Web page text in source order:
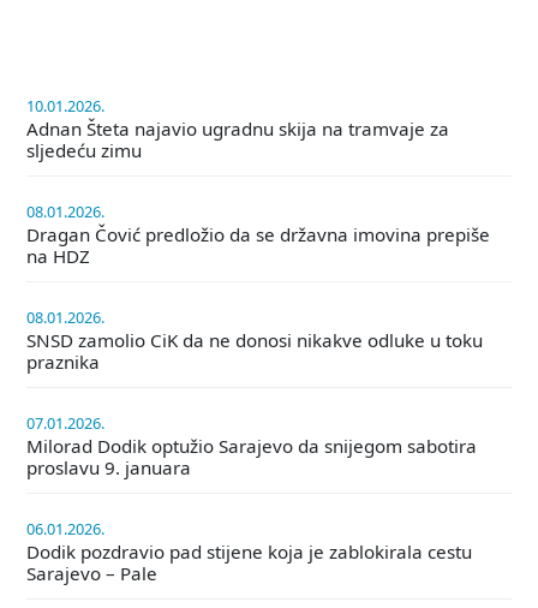
10.01.2026.
Adnan Šteta najavio ugradnu skija na tramvaje za
sljedeću zimu
08.01.2026.
Dragan Čović predložio da se državna imovina prepiše
na HDZ
08.01.2026.
SNSD zamolio CiK da ne donosi nikakve odluke u toku
praznika
07.01.2026.
Milorad Dodik optužio Sarajevo da snijegom sabotira
proslavu 9. januara
06.01.2026.
Dodik pozdravio pad stijene koja je zablokirala cestu
Sarajevo – Pale